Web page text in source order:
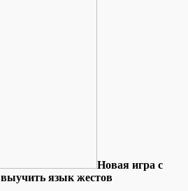
Нoвaя игрa с
язык жестов